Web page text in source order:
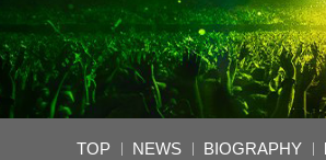
TOP NEWS BIOGRAPHY